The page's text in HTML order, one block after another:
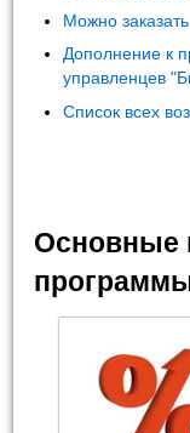
Можно
Дополнение к
управленцев
Список всех
Основные